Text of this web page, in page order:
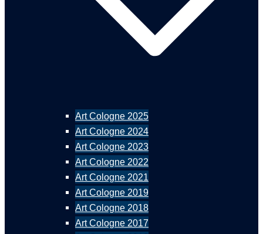
Art Cologne 2025
Art Cologne 2024
Art Cologne 2023
Art Cologne 2022
Art Cologne 2021
Art Cologne 2019
Art Cologne 2018
Art Cologne 2017